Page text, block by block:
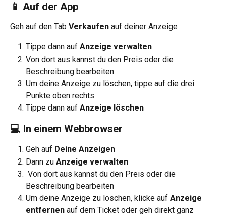
📱 Auf der App
Geh auf den Tab Verkaufen auf deiner Anzeige
Tippe dann auf Anzeige verwalten
Von dort aus kannst du den Preis oder die
Beschreibung bearbeiten
Um deine Anzeige zu löschen, tippe auf die drei
Punkte oben rechts
Tippe dann auf Anzeige löschen
💻 In einem Webbrowser
Geh auf Deine Anzeigen
Dann zu Anzeige verwalten
Beschreibung bearbeiten
Um deine Anzeige zu löschen, klicke auf Anzeige
entfernen auf dem Ticket oder geh direkt ganz